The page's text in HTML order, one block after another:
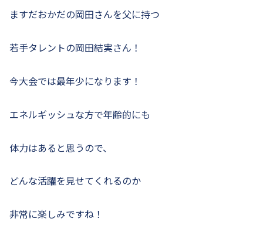
ますだおかだの岡田さんを父に持つ
若手タレントの岡田結実さん！
今大会では最年少になります！
エネルギッシュな方で年齢的にも
体力はあると思うので、
どんな活躍を見せてくれるのか
非常に楽しみですね！